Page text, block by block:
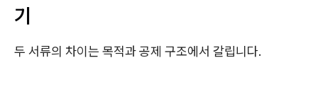
기
두 서류의 차이는 목적과 공제 구조에서 갈립니다.